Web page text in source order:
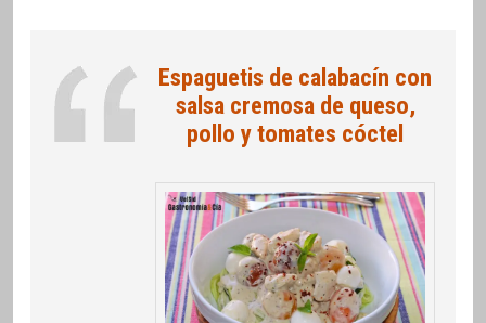
Espaguetis de calabacín con
salsa cremosa de queso,
pollo y tomates cóctel